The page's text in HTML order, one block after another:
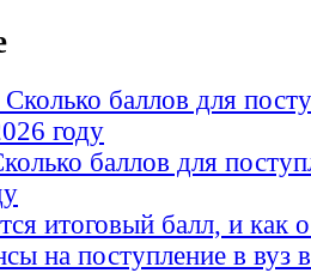
баллов для
итоговый балл, и как
на поступление в вуз